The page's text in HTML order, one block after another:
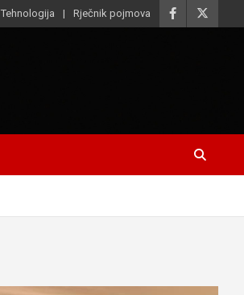
Tehnologija Rječnik pojmova